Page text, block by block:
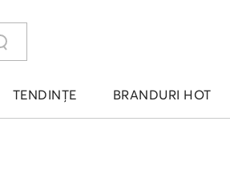
TENDINȚE BRANDURI HOT